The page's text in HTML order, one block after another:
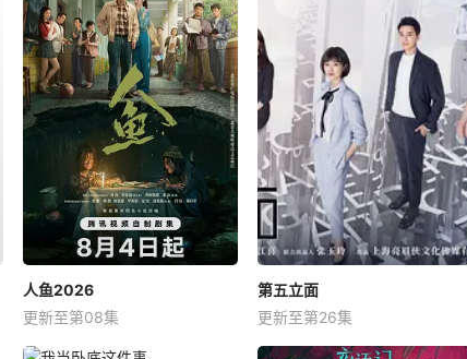
人鱼2026
更新至第08集
第五立面
更新至第26集